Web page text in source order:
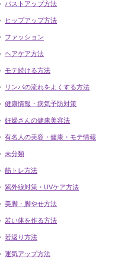
バストアップ方法
ヒップアップ方法
ファッション
ヘアケア方法
モテ続ける方法
リンパの流れをよくする方法
健康情報・病気予防対策
妊婦さんの健康美容法
有名人の美容・健康・モテ情報
未分類
筋トレ方法
紫外線対策・UVケア方法
美脚・脚やせ方法
若い体を作る方法
若返り方法
運気アップ方法